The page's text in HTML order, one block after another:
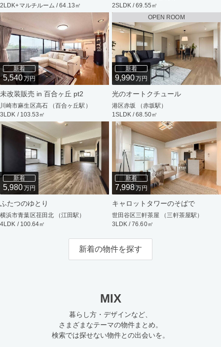
2LDK+マルチルーム / 64.13㎡
2SLDK / 69.55㎡
新着
5,540万円
未改装販売 in 百合ヶ丘 pt2
川崎市麻生区高石 （百合ヶ丘駅）
3LDK / 103.53㎡
OPEN ROOM
新着
9,990万円
光のオートクチュール
港区赤坂 （赤坂駅）
1SLDK / 68.50㎡
新着
5,980万円
ふたつのゆとり
横浜市青葉区荏田北 （江田駅）
4LDK / 100.64㎡
新着
7,998万円
キャロットタワーのそばで
世田谷区三軒茶屋 （三軒茶屋駅）
3LDK / 76.60㎡
新着の物件を探す
MIX
暮らし方・デザインなど、
さまざまなテーマの物件まとめ。
検索では探せない物件との出会いを。